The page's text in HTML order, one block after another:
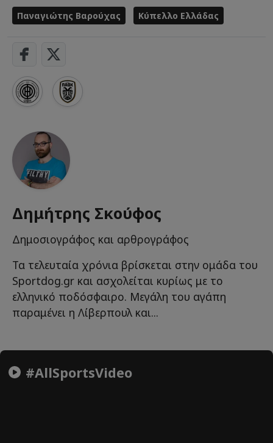
Παναγιώτης Βαρούχας Κύπελλο Ελλάδας
Δημήτρης Σκούφος
Δημοσιογράφος και αρθρογράφος
Τα τελευταία χρόνια βρίσκεται στην ομάδα του
Sportdog.gr και ασχολείται κυρίως με το
ελληνικό ποδόσφαιρο. Μεγάλη του αγάπη
παραμένει η Λίβερπουλ και...
#AllSportsVideo